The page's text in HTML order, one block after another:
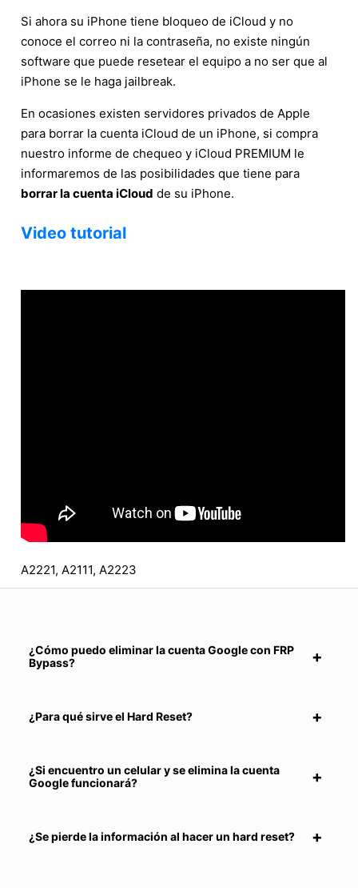
Si ahora su iPhone tiene bloqueo de iCloud y no
conoce el correo ni la contraseña, no existe ningún
software que puede resetear el equipo a no ser que al
iPhone se le haga jailbreak.
En ocasiones existen servidores privados de Apple
para borrar la cuenta iCloud de un iPhone, si compra
nuestro informe de chequeo y iCloud PREMIUM le
informaremos de las posibilidades que tiene para
borrar la cuenta iCloud de su iPhone.
Video tutorial
A2221, A2111, A2223
¿Cómo puedo eliminar la cuenta Google con FRP
Bypass?
¿Para qué sirve el Hard Reset?
¿Si encuentro un celular y se elimina la cuenta
Google funcionará?
¿Se pierde la información al hacer un hard reset?